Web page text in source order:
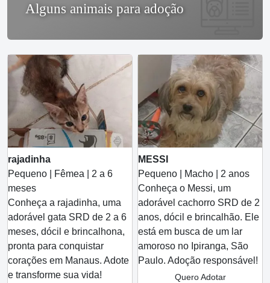
Alguns animais para adoção
rajadinha
Pequeno | Fêmea | 2 a 6
meses
Conheça a rajadinha, uma
adorável gata SRD de 2 a 6
meses, dócil e brincalhona,
pronta para conquistar
corações em Manaus. Adote
e transforme sua vida!
MESSI
Pequeno | Macho | 2 anos
Conheça o Messi, um
adorável cachorro SRD de 2
anos, dócil e brincalhão. Ele
está em busca de um lar
amoroso no Ipiranga, São
Paulo. Adoção responsável!
Quero Adotar